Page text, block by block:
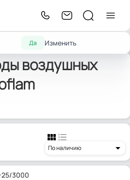
Да Изменить
Сервоприводы
воздушных заслонок
воздушных
По наличию
25/3000